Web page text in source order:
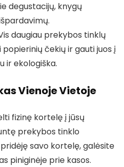
degustacijų, knygų
daugiau prekybos tinklų
čekių ir gauti juos į
ir ekologiška.
Vienoje Vietoje
fizinę kortelę į jūsų
prekybos tinklo
savo kortelę, galėsite
piniginėje prie kasos.